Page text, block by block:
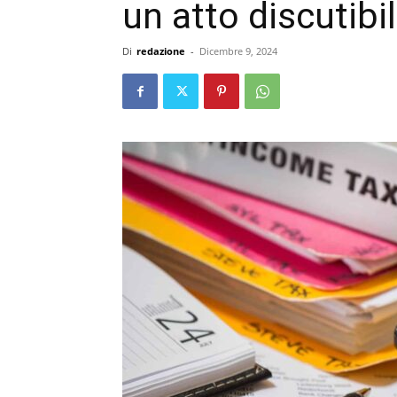
un atto
Di redazione - Dicembre 9, 2024